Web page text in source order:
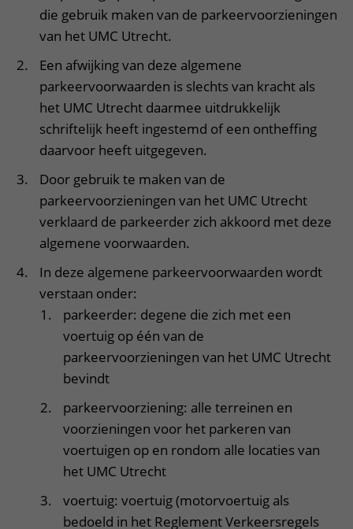
Verpleegafdelingen
Centra
Zorgverleners
Ik ben zwanger of net bevallen
Onze poliklinieken
Onze verpleegafdelingen
Onze faciliteiten
Ondersteuning en begeleiding
Samen met kinderen en ouders
Ervaringen van patiënten
Regels en rechten
Zorgkosten
Wachttijden
Betere zorg door onderzoek
De organisatie
Werken in het WKZ
Onze Foundation
Parkeren
Virtuele plattegrond
Research
Werken bij het WKZ
Steun het WKZ
die gebruik maken van de parkeervoorzieningen
van het UMC Utrecht.
Een afwijking van deze algemene
parkeervoorwaarden is slechts van kracht als
het UMC Utrecht daarmee uitdrukkelijk
schriftelijk heeft ingestemd of een ontheffing
daarvoor heeft uitgegeven.
Door gebruik te maken van de
parkeervoorzieningen van het UMC Utrecht
verklaard de parkeerder zich akkoord met deze
algemene voorwaarden.
In deze algemene parkeervoorwaarden wordt
verstaan onder:
parkeerder: degene die zich met een
voertuig op één van de
parkeervoorzieningen van het UMC Utrecht
bevindt
parkeervoorziening: alle terreinen en
voorzieningen voor het parkeren van
voertuigen op en rondom alle locaties van
het UMC Utrecht
voertuig: voertuig (motorvoertuig als
bedoeld in het Reglement Verkeersregels